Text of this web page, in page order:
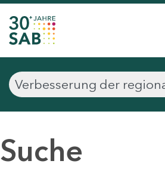
Suche